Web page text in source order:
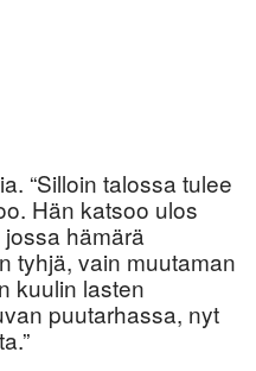
“Silloin talossa tulee
Hän katsoo ulos
hämärä
tyhjä, vain muutaman
kuulin lasten
puutarhassa, nyt